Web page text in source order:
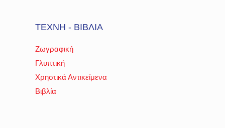
ΤΕΧΝΗ - ΒΙΒΛΙΑ
Ζωγραφική
Γλυπτική
Χρηστικά Αντικείμενα
Βιβλία